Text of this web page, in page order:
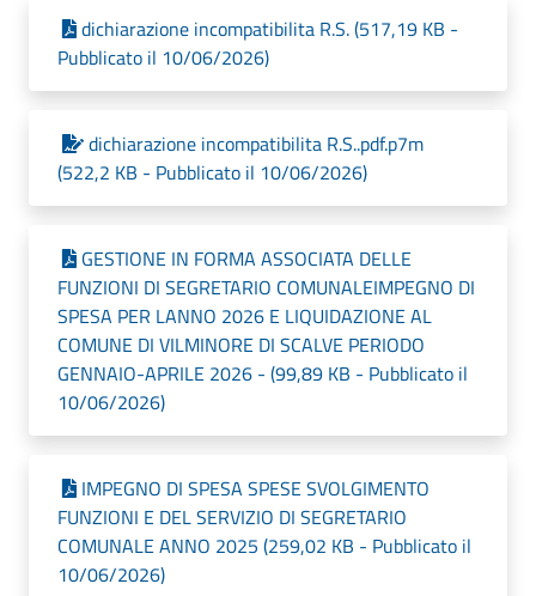
dichiarazione incompatibilita R.S. (517,19 KB -
Pubblicato il 10/06/2026)
dichiarazione incompatibilita R.S..pdf.p7m
(522,2 KB - Pubblicato il 10/06/2026)
GESTIONE IN FORMA ASSOCIATA DELLE
FUNZIONI DI SEGRETARIO COMUNALEIMPEGNO DI
SPESA PER LANNO 2026 E LIQUIDAZIONE AL
COMUNE DI VILMINORE DI SCALVE PERIODO
GENNAIO-APRILE 2026 - (99,89 KB - Pubblicato il
10/06/2026)
IMPEGNO DI SPESA SPESE SVOLGIMENTO
FUNZIONI E DEL SERVIZIO DI SEGRETARIO
COMUNALE ANNO 2025 (259,02 KB - Pubblicato il
10/06/2026)